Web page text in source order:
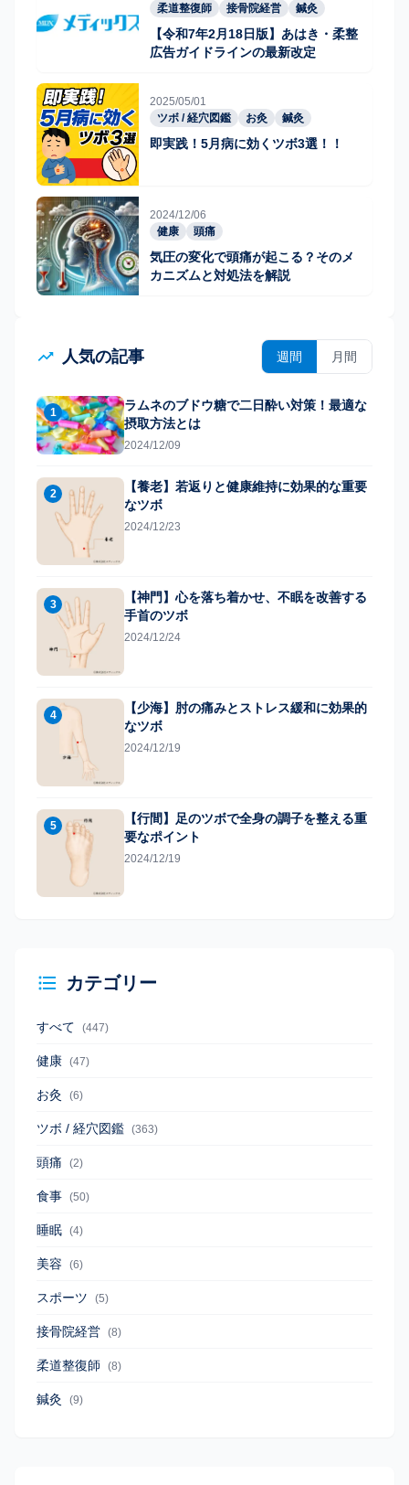
柔道整復師 接骨院経営 鍼灸
【令和7年2月18日版】あはき・柔整
広告ガイドラインの最新改定
2025/05/01
ツボ / 経穴図鑑
お灸 鍼灸
即実践！5月病に効くツボ3選！！
2024/12/06
健康
頭痛
気圧の変化で頭痛が起こる？そのメ
カニズムと対処法を解説
人気の記事 週間 月間
1
ラムネのブドウ糖で二日酔い対策！最適な
摂取方法とは
2024/12/09
2
【養老】若返りと健康維持に効果的な重要
なツボ
2024/12/23
3
【神門】心を落ち着かせ、不眠を改善する
手首のツボ
2024/12/24
4
【少海】肘の痛みとストレス緩和に効果的
なツボ
2024/12/19
5
【行間】足のツボで全身の調子を整える重
要なポイント
2024/12/19
カテゴリー
すべて (447)
健康 (47)
お灸 (6)
ツボ / 経穴図鑑 (363)
頭痛 (2)
食事 (50)
睡眠 (4)
美容 (6)
スポーツ (5)
接骨院経営 (8)
柔道整復師 (8)
鍼灸 (9)